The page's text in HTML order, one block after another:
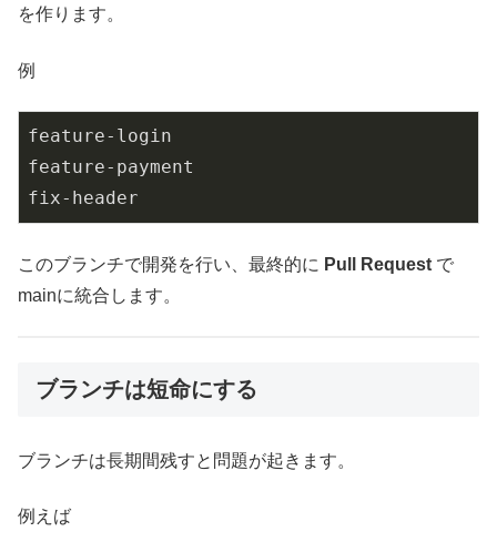
を作ります。
例
feature-login
feature-payment
fix-header
このブランチで開発を行い、最終的に Pull Request で
mainに統合します。
ブランチは短命にする
ブランチは長期間残すと問題が起きます。
例えば